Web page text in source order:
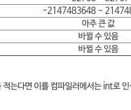
-2147483648 ~
아주 큰 값
바뀔 수 있음
바뀔 수 있음
는다면 이를 컴파일러에서는 int로